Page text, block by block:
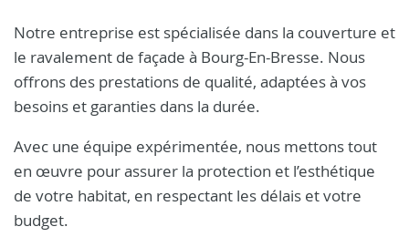
Notre entreprise est spécialisée dans la couverture et
le ravalement de façade à Bourg-En-Bresse. Nous
offrons des prestations de qualité, adaptées à vos
besoins et garanties dans la durée.
Avec une équipe expérimentée, nous mettons tout
en œuvre pour assurer la protection et l’esthétique
de votre habitat, en respectant les délais et votre
budget.